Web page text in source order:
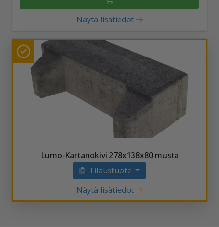
Näytä lisätiedot
Lumo-Kartanokivi 278x138x80 musta
Tilaustuote
Näytä lisätiedot